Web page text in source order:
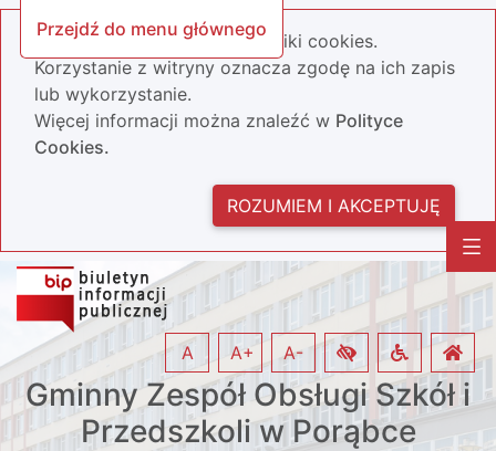
Przejdź do menu głównego
Nasza strona wykorzystuje pliki cookies.
Korzystanie z witryny oznacza zgodę na ich zapis
lub wykorzystanie.
Więcej informacji można znaleźć w Polityce
Cookies.
ROZUMIEM I AKCEPTUJĘ
Gminny Zespół Obsługi Szkół i
Przedszkoli w Porąbce
A A+ A-